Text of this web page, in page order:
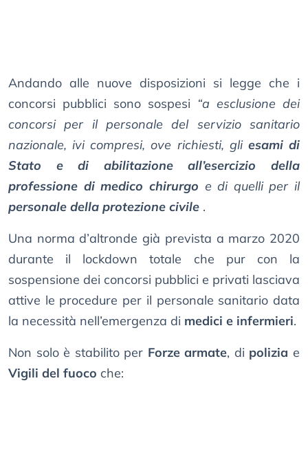
Andando alle nuove disposizioni si legge che i
concorsi pubblici sono sospesi “a esclusione dei
concorsi per il personale del servizio sanitario
nazionale, ivi compresi, ove richiesti, gli esami di
Stato e di abilitazione all’esercizio della
professione di medico chirurgo e di quelli per il
personale della protezione civile .
Una norma d’altronde già prevista a marzo 2020
durante il lockdown totale che pur con la
sospensione dei concorsi pubblici e privati lasciava
attive le procedure per il personale sanitario data
la necessità nell’emergenza di medici e infermieri.
Non solo è stabilito per Forze armate, di polizia e
Vigili del fuoco che: